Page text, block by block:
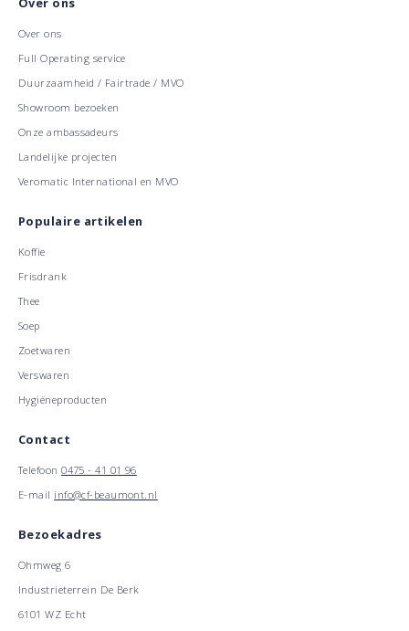
Over ons
Full Operating service
Duurzaamheid / Fairtrade / MVO
Showroom bezoeken
Onze ambassadeurs
Landelijke projecten
Veromatic International en MVO
Populaire artikelen
Koffie
Frisdrank
Thee
Soep
Zoetwaren
Verswaren
Hygiëneproducten
Contact
Telefoon0475 - 41 01 96
E-mail info@cf-beaumont.nl
Bezoekadres
Ohmweg 6
Industrieterrein De Berk
6101 WZ Echt